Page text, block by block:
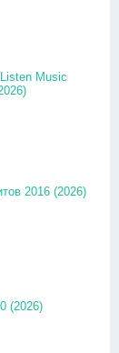
Music
2016 (2026)
(2026)